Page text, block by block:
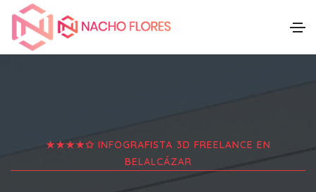
★★★★✩ INFOGRAFISTA 3D FREELANCE EN
BELALCÁZAR